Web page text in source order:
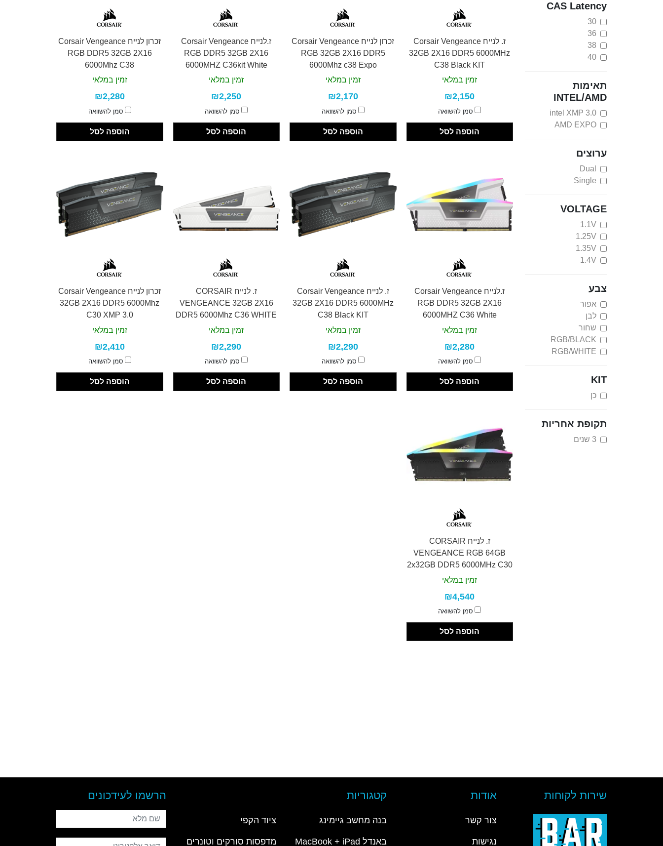
CAS Latency
30
36
38
40
תאימות
INTEL/AMD
intel XMP 3.0
AMD EXPO
ערוצים
Dual
Single
VOLTAGE
1.1V
1.25V
1.35V
1.4V
צבע
אפור
לבן
שחור
RGB/BLACK
RGB/WHITE
KIT
כן
תקופת אחריות
3 שנים
ז. לנייח Corsair Vengeance
32GB 2X16 DDR5 6000MHz
C38 Black KIT
זמין במלאי
₪2,150
סמן להשוואה
הוספה לסל
זכרון לנייח Corsair Vengeance
RGB 32GB 2X16 DDR5
6000Mhz c38 Expo
זמין במלאי
₪2,170
סמן להשוואה
הוספה לסל
ז.לנייח Corsair Vengeance
RGB DDR5 32GB 2X16
6000MHZ C36kit White
זמין במלאי
₪2,250
סמן להשוואה
הוספה לסל
זכרון לנייח Corsair Vengeance
RGB DDR5 32GB 2X16
6000Mhz C38
זמין במלאי
₪2,280
סמן להשוואה
הוספה לסל
ז.לנייח Corsair Vengeance
RGB DDR5 32GB 2X16
6000MHZ C36 White
זמין במלאי
₪2,280
סמן להשוואה
הוספה לסל
ז. לנייח Corsair Vengeance
32GB 2X16 DDR5 6000MHz
C38 Black KIT
זמין במלאי
₪2,290
סמן להשוואה
הוספה לסל
ז. לנייח CORSAIR
VENGEANCE 32GB 2X16
DDR5 6000Mhz C36 WHITE
זמין במלאי
₪2,290
סמן להשוואה
הוספה לסל
זכרון לנייח Corsair Vengeance
32GB 2X16 DDR5 6000Mhz
C30 XMP 3.0
זמין במלאי
₪2,410
סמן להשוואה
הוספה לסל
ז. לנייח CORSAIR
VENGEANCE RGB 64GB
2x32GB DDR5 6000MHz C30
זמין במלאי
₪4,540
סמן להשוואה
הוספה לסל
שירות לקוחות אודות
צור קשר
נגישות
קטגוריות
בנה מחשב גיימינג
באנדל MacBook + iPad
ציוד הקפי
מדפסות סורקים וטונרים
הרשמו לעידכונים
שם מלא
דואר אלקטרוני